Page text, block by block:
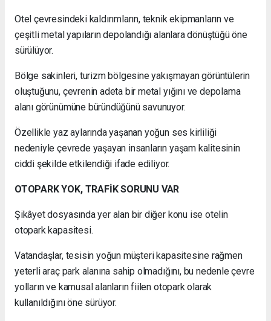
Otel çevresindeki kaldırımların, teknik ekipmanların ve
çeşitli metal yapıların depolandığı alanlara dönüştüğü öne
sürülüyor.
Bölge sakinleri, turizm bölgesine yakışmayan görüntülerin
oluştuğunu, çevrenin adeta bir metal yığını ve depolama
alanı görünümüne büründüğünü savunuyor.
Özellikle yaz aylarında yaşanan yoğun ses kirliliği
nedeniyle çevrede yaşayan insanların yaşam kalitesinin
ciddi şekilde etkilendiği ifade ediliyor.
OTOPARK YOK, TRAFİK SORUNU VAR
Şikâyet dosyasında yer alan bir diğer konu ise otelin
otopark kapasitesi.
Vatandaşlar, tesisin yoğun müşteri kapasitesine rağmen
yeterli araç park alanına sahip olmadığını, bu nedenle çevre
yolların ve kamusal alanların fiilen otopark olarak
kullanıldığını öne sürüyor.